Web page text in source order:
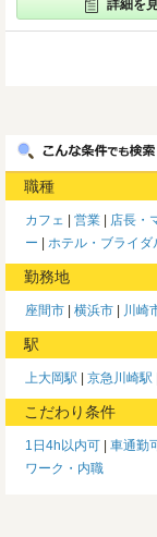
詳細を
職種
カフェ 営業 店長・
ー
ホテル・ブライ
勤務地
座間市 横浜市 川崎
駅
上大岡駅 京急川崎駅
こだわり条件
1日4h以内可 車通勤
ワーク・内職